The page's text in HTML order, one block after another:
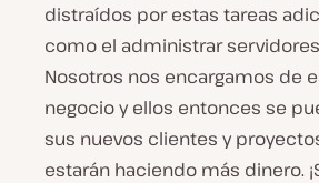
distraídos por estas tareas
como el administrar
Nosotros nos encargamos de
negocio y ellos entonces se
sus nuevos clientes y
estarán haciendo más dinero.